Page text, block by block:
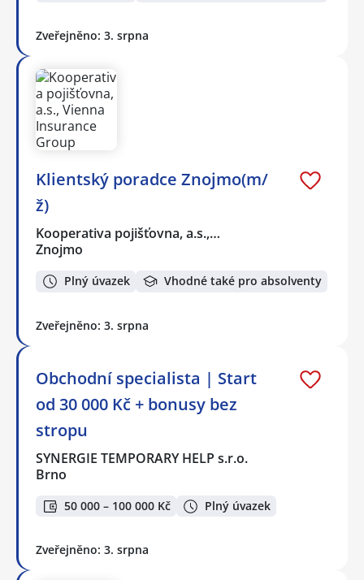
Zveřejněno: 3. srpna
Klientský poradce Znojmo(m/
ž)
Kooperativa pojišťovna, a.s.,…
Znojmo
Plný úvazek Vhodné také pro absolventy
Zveřejněno: 3. srpna
Obchodní specialista | Start
od 30 000 Kč + bonusy bez
stropu
SYNERGIE TEMPORARY HELP s.r.o.
Brno
50 000 – 100 000 Kč Plný úvazek
Zveřejněno: 3. srpna